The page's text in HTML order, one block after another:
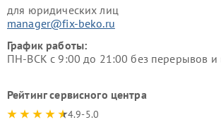
для юридических лиц
manager@fix-beko.ru
График работы:
ПН-ВСК с 9:00 до 21:00 без перерывов
Рейтинг сервисного центра
4.9-5.0